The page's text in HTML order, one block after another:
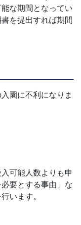
な期間となってい
を提出すれば期間
園に不利になりま
可能人数よりも申
要とする事由」な
います。